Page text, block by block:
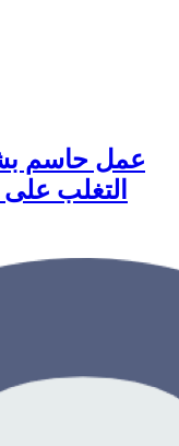
عمل حاسم